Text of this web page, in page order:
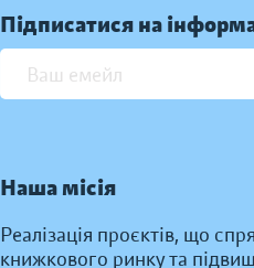
Підписатися на
Наша місія
Реалізація проєктів, що
книжкового ринку та